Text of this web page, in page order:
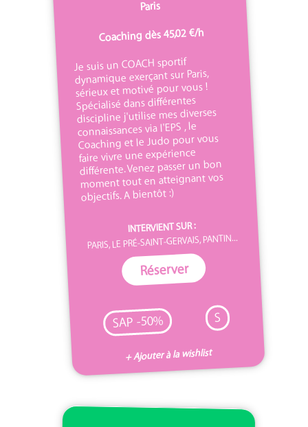
Paris
Coaching dès 45,02 €/h
Je suis un COACH sportif
dynamique exerçant sur Paris,
sérieux et motivé pour vous !
Spécialisé dans différentes
discipline j'utilise mes diverses
connaissances via l'EPS , le
Coaching et le Judo pour vous
faire vivre une expérience
différente. Venez passer un bon
moment tout en atteignant vos
objectifs. A bientôt :)
INTERVIENT SUR :
PARIS, LE PRÉ-SAINT-GERVAIS, PANTIN...
Réserver
SAP -50% S
+ Ajouter à la wishlist